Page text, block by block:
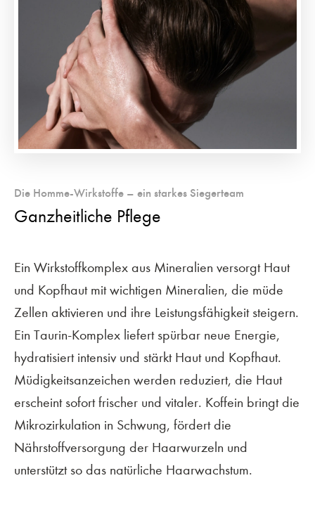
Die Homme-Wirkstoffe – ein starkes Siegerteam
Ganzheitliche Pflege
Ein Wirkstoffkomplex aus Mineralien versorgt Haut
und Kopfhaut mit wichtigen Mineralien, die müde
Zellen aktivieren und ihre Leistungsfähigkeit steigern.
Ein Taurin-Komplex liefert spürbar neue Energie,
hydratisiert intensiv und stärkt Haut und Kopfhaut.
Müdigkeitsanzeichen werden reduziert, die Haut
erscheint sofort frischer und vitaler. Koffein bringt die
Mikrozirkulation in Schwung, fördert die
Nährstoffversorgung der Haarwurzeln und
unterstützt so das natürliche Haarwachstum.